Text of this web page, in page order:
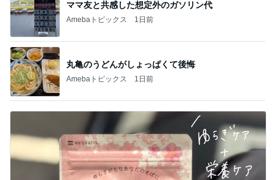
ママ友と共感した想定外のガソリン代
Amebaトピックス 1日前
丸亀のうどんがしょっぱくて後悔
Amebaトピックス 1日前